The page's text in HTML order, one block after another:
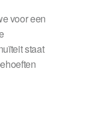
voor een
staat